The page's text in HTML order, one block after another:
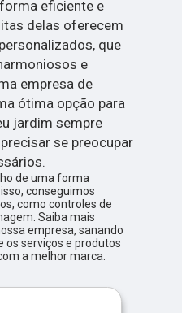
eficiente e
delas oferecem
que
e
empresa de
ótima opção para
jardim sempre
se preocupar
de uma forma
conseguimos
como controles de
Saiba mais
empresa, sanando
os serviços e produtos
a melhor marca.